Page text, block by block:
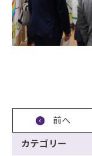
カテゴリー
前へ